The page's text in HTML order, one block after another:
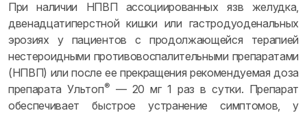
При наличии НПВП ассоциированных язв желудка,
двенадцатиперстной кишки или гастродуоденальных
эрозиях у пациентов с продолжающейся терапией
нестероидными противовоспалительными препаратами
(НПВП) или после ее прекращения рекомендуемая доза
препарата Ультоп® — 20 мг 1 раз в сутки. Препарат
обеспечивает быстрое устранение симптомов, у